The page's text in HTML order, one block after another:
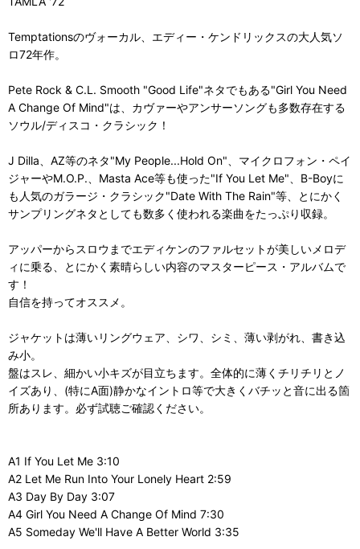
Temptationsのヴォーカル、エディー・ケンドリックスの大人気ソ
ロ72年作。
Pete Rock & C.L. Smooth "Good Life"ネタでもある"Girl You Need
A Change Of Mind"は、カヴァーやアンサーソングも多数存在する
ソウル/ディスコ・クラシック！
J Dilla、AZ等のネタ"My People...Hold On"、マイクロフォン・ペイ
ジャーやM.O.P.、Masta Ace等も使った"If You Let Me"、B-Boyに
も人気のガラージ・クラシック"Date With The Rain"等、とにかく
サンプリングネタとしても数多く使われる楽曲をたっぷり収録。
アッパーからスロウまでエディケンのファルセットが美しいメロデ
ィに乗る、とにかく素晴らしい内容のマスターピース・アルバムで
す！
自信を持ってオススメ。
ジャケットは薄いリングウェア、シワ、シミ、薄い剥がれ、書き込
み小。
盤はスレ、細かい小キズが目立ちます。全体的に薄くチリチリとノ
イズあり、(特にA面)静かなイントロ等で大きくバチッと音に出る箇
所あります。必ず試聴ご確認ください。
A1 If You Let Me 3:10
A2 Let Me Run Into Your Lonely Heart 2:59
A3 Day By Day 3:07
A4 Girl You Need A Change Of Mind 7:30
A5 Someday We'll Have A Better World 3:35